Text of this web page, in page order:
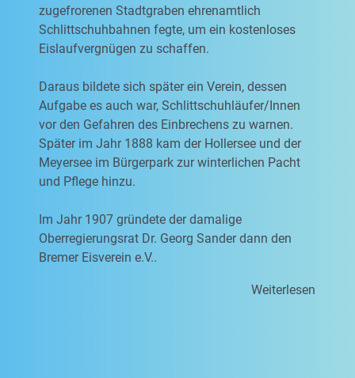
zugefrorenen Stadtgraben ehrenamtlich
Schlittschuhbahnen fegte, um ein kostenloses
Eislaufvergnügen zu schaffen.
Daraus bildete sich später ein Verein, dessen
Aufgabe es auch war, Schlittschuhläufer/Innen
vor den Gefahren des Einbrechens zu warnen.
Später im Jahr 1888 kam der Hollersee und der
Meyersee im Bürgerpark zur winterlichen Pacht
und Pflege hinzu.
Im Jahr 1907 gründete der damalige
Oberregierungsrat Dr. Georg Sander dann den
Bremer Eisverein e.V..
Weiterlesen